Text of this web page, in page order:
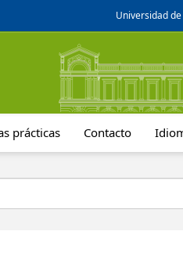
Universidad
prácticas Contacto